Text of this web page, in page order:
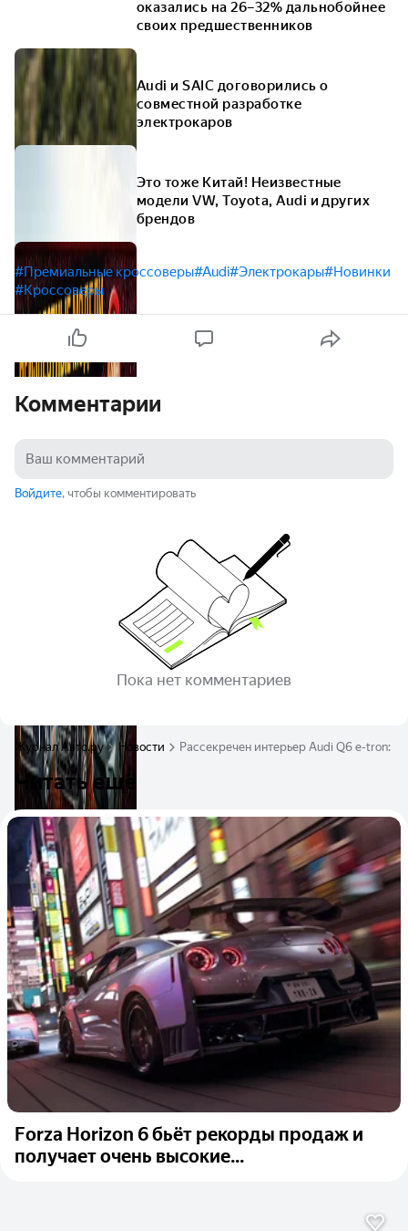
оказались на 26–32% дальнобойнее
своих предшественников
Audi и SAIC договорились о
совместной разработке
электрокаров
Это тоже Китай! Неизвестные
модели VW, Toyota, Audi и других
брендов
#Премиальные кроссоверы#Audi#Электрокары#Новинки
#Кроссоверы
Комментарии
Войдите, чтобы комментировать
Пока нет комментариев
Журнал Авто.ру Новости Рассекречен интерьер Audi Q6 e-tron:
Читать ещё
Forza Horizon 6 бьёт рекорды продаж и
получает очень высокие...